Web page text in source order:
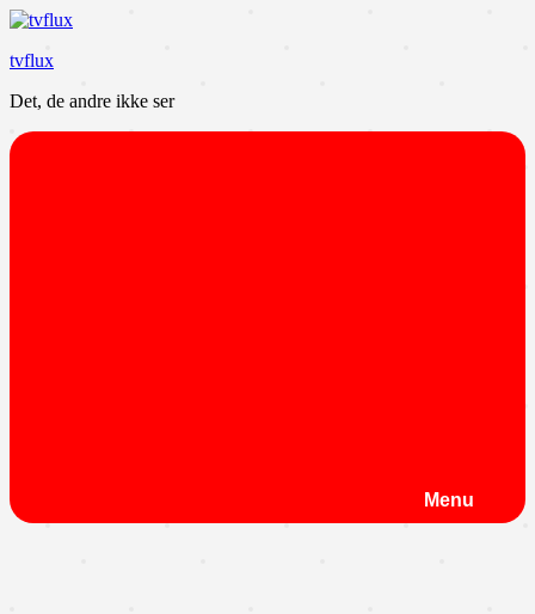
Videre
indhold
tvflux
Det, de andre ikke ser
Menu